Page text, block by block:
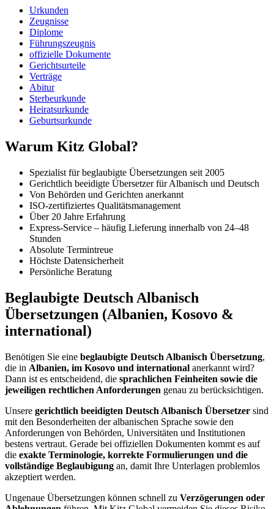
Urkunden
Zeugnisse
Diplome
Führungszeugnis
offizielle Dokumente
Gerichtsurteile
Verträge
Abitur
Sterbeurkunde
Heiratsurkunde
Geburtsurkunde
Warum Kitz Global?
Spezialist für beglaubigte Übersetzungen seit 2005
Gerichtlich beeidigte Übersetzer für Albanisch und Deutsch
Von Behörden und Gerichten anerkannt
ISO-zertifiziertes Qualitätsmanagement
Über 20 Jahre Erfahrung
Express-Service – häufig Lieferung innerhalb von 24–48
Stunden
Absolute Termintreue
Höchste Datensicherheit
Persönliche Beratung
Beglaubigte Deutsch Albanisch
Übersetzungen (Albanien, Kosovo &
international)
Benötigen Sie eine beglaubigte Deutsch Albanisch Übersetzung,
die in Albanien, im Kosovo und international anerkannt wird?
Dann ist es entscheidend, die sprachlichen Feinheiten sowie die
jeweiligen rechtlichen Anforderungen genau zu berücksichtigen.
Unsere gerichtlich beeidigten Deutsch Albanisch Übersetzer sind
mit den Besonderheiten der albanischen Sprache sowie den
Anforderungen von Behörden, Universitäten und Institutionen
bestens vertraut. Gerade bei offiziellen Dokumenten kommt es auf
die exakte Terminologie, korrekte Formulierungen und die
vollständige Beglaubigung an, damit Ihre Unterlagen problemlos
akzeptiert werden.
Ungenaue Übersetzungen können schnell zu Verzögerungen oder